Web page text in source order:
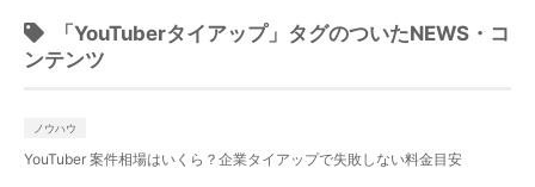
「YouTuberタイアップ」タグのついたNEWS・コ
ンテンツ
ノウハウ
YouTuber 案件相場はいくら？企業タイアップで失敗しない料金目安
ご利用ガイド
セミナー・ノウハウ
ノウハウ
法人の方